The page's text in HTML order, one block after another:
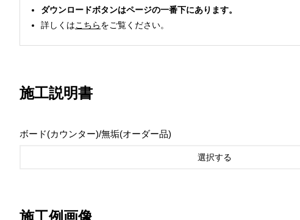
ダウンロードボタンはページの一番下にあります。
詳しくはこちらをご覧ください。
施工説明書
ボード(カウンター)/無垢(オーダー品)
選択する
施工例画像